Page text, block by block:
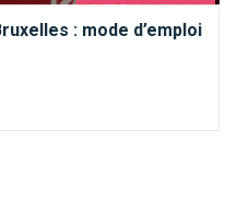
: mode d’emploi